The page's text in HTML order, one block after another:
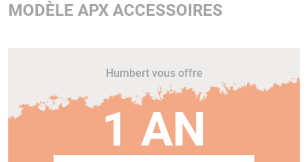
MODÈLE APX ACCESSOIRES
Humbert vous offre
1 AN